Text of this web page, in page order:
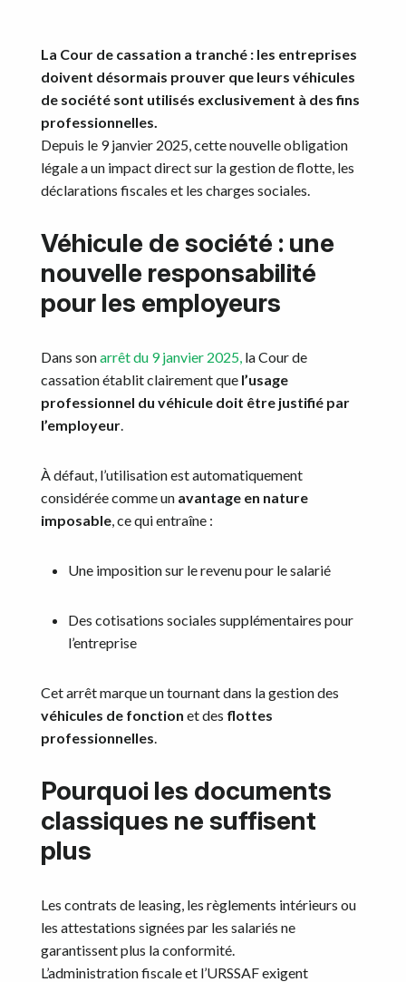
La Cour de cassation a tranché : les entreprises
doivent désormais prouver que leurs véhicules
de société sont utilisés exclusivement à des fins
professionnelles.
Depuis le 9 janvier 2025, cette nouvelle obligation
légale a un impact direct sur la gestion de flotte, les
déclarations fiscales et les charges sociales.
Véhicule de société : une
nouvelle responsabilité
pour les employeurs
Dans sonarrêt du 9 janvier 2025, la Cour de
cassation établit clairement que l’usage
professionnel du véhicule doit être justifié par
l’employeur
À défaut, l’utilisation est automatiquement
considérée comme un avantage en nature
imposable , ce qui entraîne :
Une imposition sur le revenu pour le salarié
Des cotisations sociales supplémentaires pour
l’entreprise
Cet arrêt marque un tournant dans la gestion des
véhicules de fonction et des flottes
professionnelles
Pourquoi les documents
classiques ne suffisent
plus
Les contrats de leasing, les règlements intérieurs ou
les attestations signées par les salariés ne
garantissent plus la conformité.
L’administration fiscale et l’URSSAF exigent